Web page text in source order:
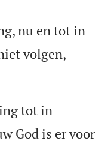
nu en tot in
volgen,
tot in
God is er voor